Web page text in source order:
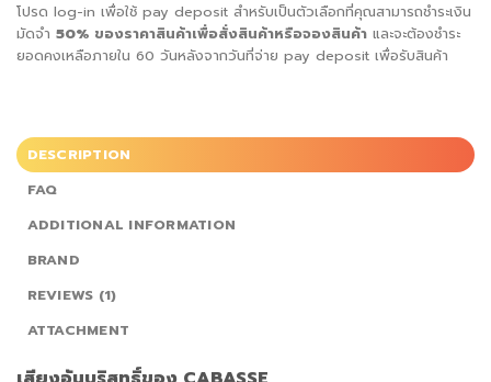
โปรด log-in เพื่อใช้ pay deposit สำหรับเป็นตัวเลือกที่คุณสามารถชำระเงิน
มัดจำ 50% ของราคาสินค้าเพื่อสั่งสินค้าหรือจองสินค้า และจะต้องชำระ
ยอดคงเหลือภายใน 60 วันหลังจากวันที่จ่าย pay deposit เพื่อรับสินค้า
DESCRIPTION
FAQ
ADDITIONAL INFORMATION
BRAND
REVIEWS (1)
ATTACHMENT